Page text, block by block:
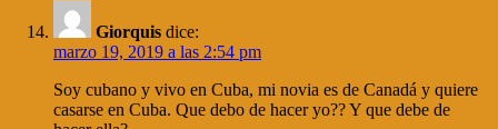
Giorquis dice:
marzo 19, 2019 a las 2:54 pm
Soy cubano y vivo en Cuba, mi novia es de Canadá y quiere
casarse en Cuba. Que debo de hacer yo?? Y que debe de